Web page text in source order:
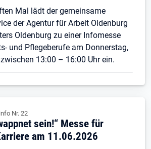
Mal lädt der gemeinsame
der Agentur für Arbeit Oldenburg
Oldenburg zu einer Infomesse
und Pflegeberufe am Donnerstag,
13:00 – 16:00 Uhr ein.
Nr. 22
sein!“ Messe für
am 11.06.2026